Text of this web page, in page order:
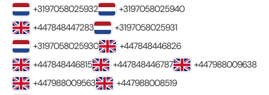
+3197058025932
+3197058025940
+447848447283
+3197058025931
+3197058025930
+447848446826
+447848446815
+447848446787
+447988009638
+447988009563
+447988008519